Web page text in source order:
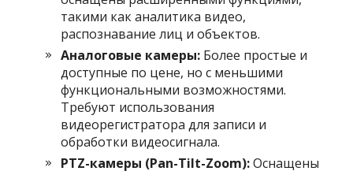
такими как аналитика видео,
распознавание лиц и объектов.
Аналоговые камеры: Более простые и
доступные по цене, но с меньшими
функциональными возможностями.
Требуют использования
видеорегистратора для записи и
обработки видеосигнала.
PTZ-камеры (Pan-Tilt-Zoom):Оснащены